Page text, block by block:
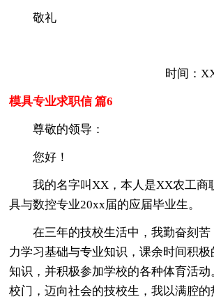
敬礼
时间：
模具专业求职信 篇6
尊敬的领导：
您好！
我的名字叫XX，本人是XX农工商
具与数控专业20xx届的应届毕业生。
在三年的技校生活中，我勤奋刻
力学习基础与专业知识，课余时间积
知识，并积极参加学校的各种体育活动
校门，迈向社会的技校生，我以满腔的